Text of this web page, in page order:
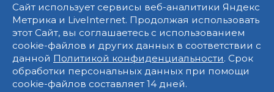
Сайт использует сервисы веб-аналитики Яндекс
Метрика и LiveInternet. Продолжая использовать
этот Сайт, вы соглашаетесь с использованием
cookie-файлов и других данных в соответствии с
данной Политикой конфиденциальности. Срок
обработки персональных данных при помощи
cookie-файлов составляет 14 дней.